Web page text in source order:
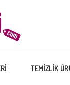
TEMİZLİK